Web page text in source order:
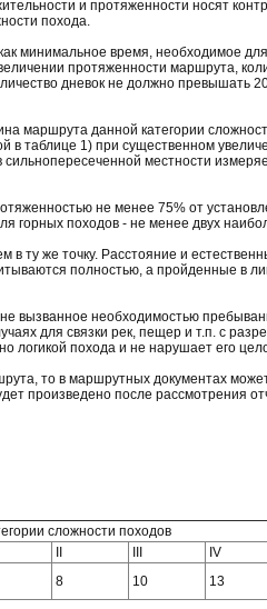
и протяженности носят
похода.
минимальное время, необходимое
протяженности маршрута,
дневок не должно превышать
маршрута данной категории
в таблице 1) при существенном
местности
не менее 75% от
горных походов - не менее двух
ту же точку. Расстояние и
полностью, а пройденные в
необходимостью
для связки рек, пещер и т.п. с
логикой похода и не нарушает его
то в маршрутных документах
произведено после рассмотрения
сложности походов
IV
8 10 13